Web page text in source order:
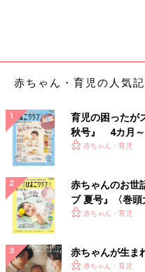
赤ちゃん・育児の人気
育児の困ったが
秋号』 4カ月～
いっぱい！
赤ちゃん・育児
赤ちゃんのお世
ブ 夏号』〈巻
く！ おっぱい・
赤ちゃん・育児
赤ちゃんが生ま
赤ちゃん・育児